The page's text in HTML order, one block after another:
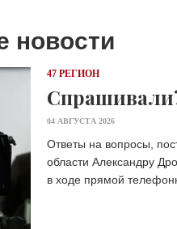
новости
47 РЕГИОН
04 АВГУСТА 2026
Ответы на вопросы,
области Александру
в ходе прямой